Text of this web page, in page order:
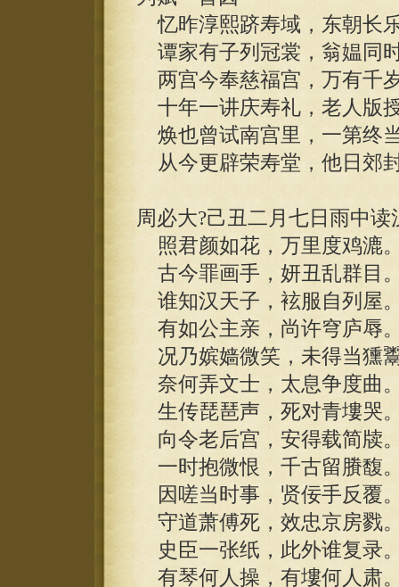
忆昨淳熙跻寿域，东朝长
谭家有子列冠裳，翁媪同
两宫今奉慈福宫，万有千
十年一讲庆寿礼，老人版
焕也曾试南宫里，一第终
从今更辟荣寿堂，他日郊
周必大?己丑二月七日雨中
照君颜如花，万里度鸡漉
古今罪画手，妍丑乱群目
谁知汉天子，袨服自列屋
有如公主亲，尚许穹庐辱
况乃嫔嫱微笑，未得当獯
奈何弄文士，太息争度曲
生传琵琶声，死对青塿哭
向令老后宫，安得载简牍
一时抱微恨，千古留賸馥
因嗟当时事，贤佞手反覆
守道萧傅死，效忠京房戮
史臣一张纸，此外谁复录
有琴何人操，有塿何人肃